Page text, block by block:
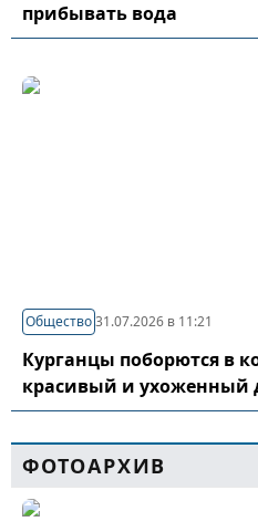
прибывать вода
Общество31.07.2026 в 11:21
Курганцы поборются в
красивый и ухоженный
ФОТОАРХИВ